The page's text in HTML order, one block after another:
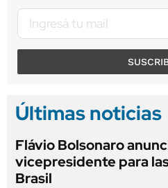
Últimas noticias
Flávio Bolsonaro
vicepresidente para
Brasil